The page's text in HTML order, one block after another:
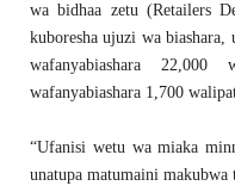
wa bidhaa zetu (Retailers
kuboresha ujuzi wa
wafanyabiashara
wafanyabiashara 1,700
“Ufanisi wetu wa miaka
unatupa matumaini makubwa